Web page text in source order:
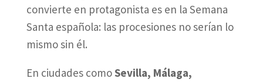
convierte en protagonista es en la Semana
Santa española: las procesiones no serían lo
mismo sin él.
En ciudades comoSevilla, Málaga,